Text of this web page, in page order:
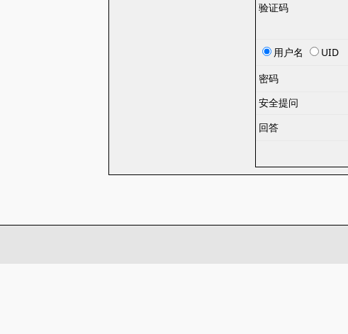
验证码
用户名 UID
密码
安全提问
回答